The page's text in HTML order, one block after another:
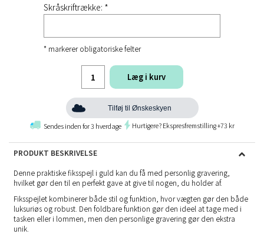
Skråskriftrække: *
* markerer obligatoriske felter
Læg i kurv
Tilføj til Ønskeskyen
Sendes inden for 3 hverdage Hurtigere? Ekspresfremstilling +73 kr
PRODUKT BESKRIVELSE
Denne praktiske fiksspejl i guld kan du få med personlig gravering,
hvilket gør den til en perfekt gave at give til nogen, du holder af.
Fiksspejlet kombinerer både stil og funktion, hvor vægten gør den både
luksuriøs og robust. Den foldbare funktion gør den ideel at tage med i
tasken eller i lommen, men den personlige gravering gør den ekstra
unik.